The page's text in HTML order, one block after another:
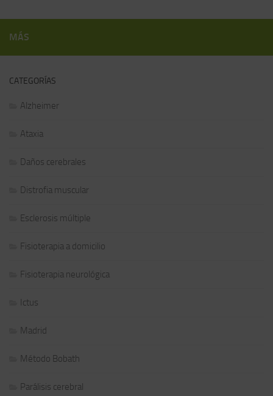
MÁS
CATEGORÍAS
Alzheimer
Ataxia
Daños cerebrales
Distrofia muscular
Esclerosis múltiple
Fisioterapia a domicilio
Fisioterapia neurológica
Ictus
Madrid
Método Bobath
Parálisis cerebral